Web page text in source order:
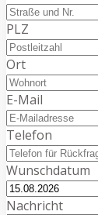
PLZ
Ort
E-Mail
Telefon
Wunschdatum
Nachricht